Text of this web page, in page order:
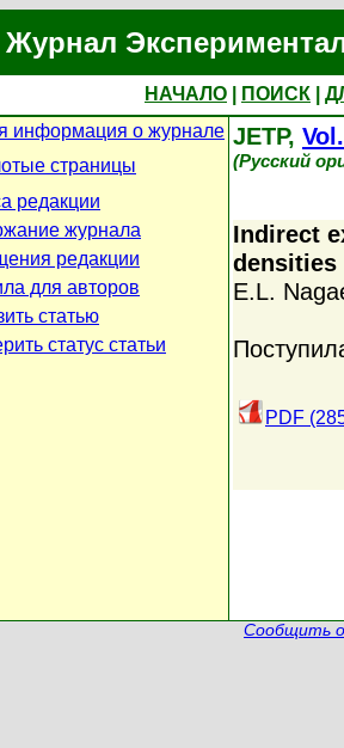
Журнал
НАЧАЛО ПОИСК
информация о журнале
страницы
редакции
журнала
редакции
для авторов
статью
статус статьи
JETP,
(Русский
Indirect
densities
E.L.
PDF
Сообщить о